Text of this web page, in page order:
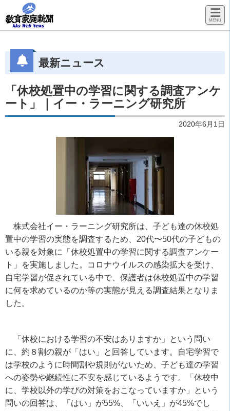
最新ニュース
「休校処置中の学習に関する調査アンケ
ート」｜イー・ラーニング研究所
2020年6月1日
株式会社イー・ラーニング研究所は、子ども達の休校処
置中の学習の実態を調査するため、 20代〜50代の子どもの
いる親を対象に「休校処置中の学習に関する調査アンケー
ト」を実施しました。コロナウイルスの感染拡大を受け、
自宅学習が促されている中で、保護者は休校処置中の学習
に何を求めているのか等の実態が見える調査結果となりま
した。
「休校における学習の不安はありますか」という問い
に、約８割の親が「はい」と回答しています。自宅学習で
は学校のように時間割や規則がないため、子ども達の学習
への姿勢や継続性に不安を感じているようです。「休校中
に、学校以外の学びの対策をおこなっていますか」という
問いの回答は、「はい」が55% 、「いいえ」が45%でし